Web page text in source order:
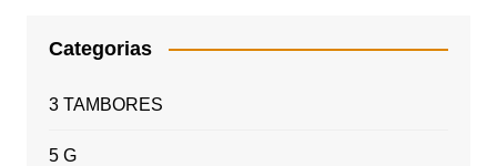
Categorias
3 TAMBORES
5 G